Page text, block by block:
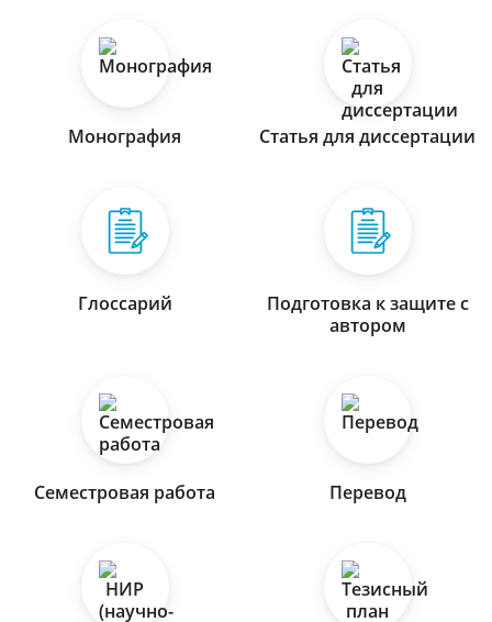
Монография Статья для диссертации
Глоссарий
Подготовка к защите с
автором
Семестровая работа Перевод